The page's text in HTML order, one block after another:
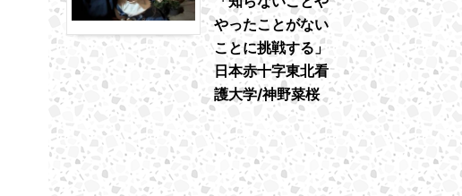
やったことがない
ことに挑戦する」
日本赤十字東北看
護大学/神野菜桜